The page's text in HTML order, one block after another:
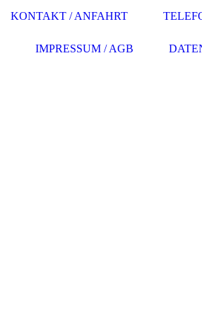
KONTAKT / ANFAHRT
IMPRESSUM / AGB